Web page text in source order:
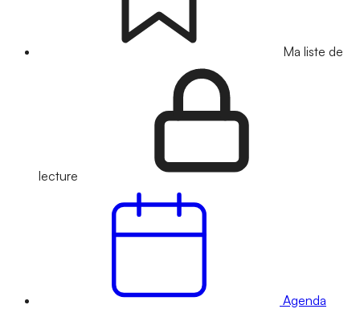
Ma liste de
lecture
Agenda